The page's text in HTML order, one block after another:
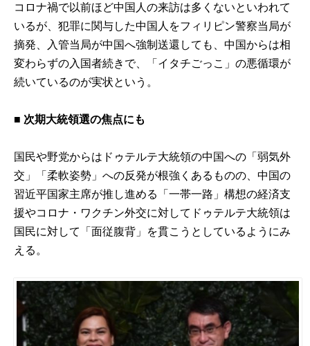
コロナ禍で以前ほど中国人の来訪は多くないといわれて
いるが、犯罪に関与した中国人をフィリピン警察当局が
摘発、入管当局が中国へ強制送還しても、中国からは相
変わらずの入国者続きで、「イタチごっこ」の悪循環が
続いているのが実状という。
■ 次期大統領選の焦点にも
国民や野党からはドゥテルテ大統領の中国への「弱気外
交」「柔軟姿勢」への反発が根強くあるものの、中国の
習近平国家主席が推し進める「一帯一路」構想の経済支
援やコロナ・ワクチン外交に対してドゥテルテ大統領は
国民に対して「面従腹背」を貫こうとしているようにみ
える。